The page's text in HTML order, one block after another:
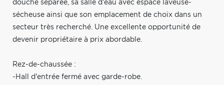
douche séparée, sa salle d'eau avec espace laveuse-
sécheuse ainsi que son emplacement de choix dans un
secteur très recherché. Une excellente opportunité de
devenir propriétaire à prix abordable.
Rez-de-chaussée :
-Hall d'entrée fermé avec garde-robe.